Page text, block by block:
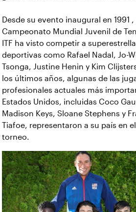
Desde su evento inaugural en 1991 ,
Campeonato Mundial Juvenil de
ITF ha visto competir a
deportivas como Rafael Nadal, Jo-
Tsonga, Justine Henin y Kim
los últimos años, algunas de las
profesionales actuales más
Estados Unidos, incluidas Coco
Madison Keys, Sloane Stephens y
Tiafoe, representaron a su país en el
torneo.